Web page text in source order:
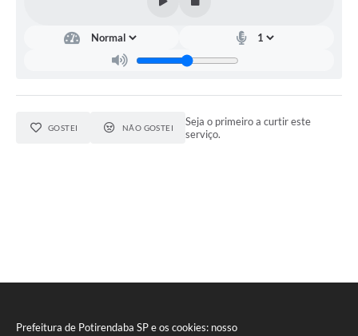
Prefeitura de Potirendaba SP e os cookies: nosso
GOSTEI NÃO GOSTEI
Seja o primeiro a curtir este
serviço.